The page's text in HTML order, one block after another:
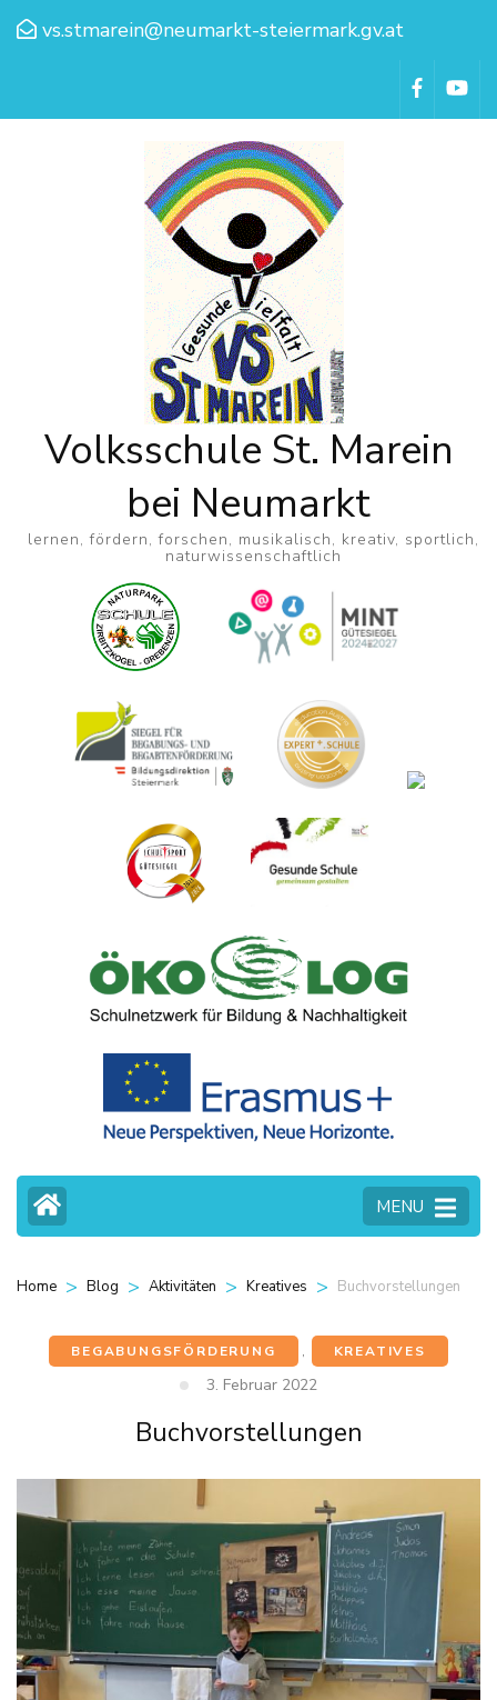
vs.stmarein@neumarkt-steiermark.gv.at
Volksschule St. Marein
bei Neumarkt
lernen, fördern, forschen, musikalisch, kreativ, sportlich,
naturwissenschaftlich
MENU
Home > Blog > Aktivitäten > Kreatives > Buchvorstellungen
BEGABUNGSFÖRDERUNG , KREATIVES
3. Februar 2022
Buchvorstellungen